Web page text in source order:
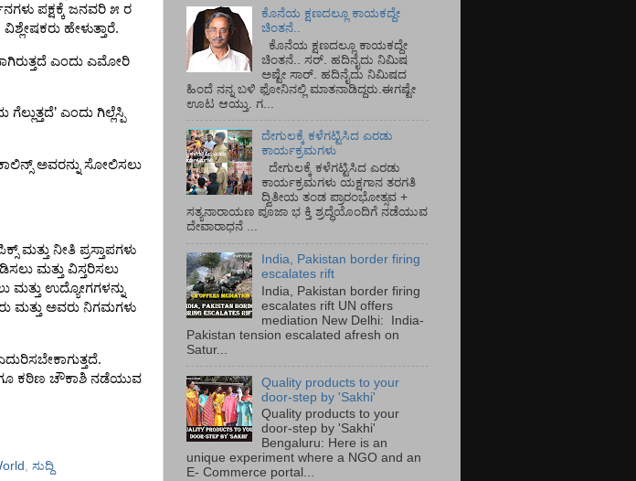
ಪಕ್ಷಕ್ಕೆ ಜನವರಿ ೫ ರ
ವಿಶ್ಲೇಷಕರು ಹೇಳುತ್ತಾರೆ.
ಎಂದು ಎಮೋರಿ
ಗೆಲ್ಲುತ್ತದೆ’ ಎಂದು ಗಿಲ್ಲೆಸ್ಪಿ
ಅವರನ್ನು ಸೋಲಿಸಲು
ಮತ್ತು ನೀತಿ ಪ್ರಸ್ತಾಪಗಳು
ಮತ್ತು ವಿಸ್ತರಿಸಲು
ಮತ್ತು ಉದ್ಯೋಗಗಳನ್ನು
ಮತ್ತು ಅವರು ನಿಗಮಗಳು
.
ಕಠಿಣ ಚೌಕಾಶಿ ನಡೆಯುವ
, ಸುದ್ದಿ
ಕೊನೆಯ ಕ್ಷಣದಲ್ಲೂ ಕಾಯಕದ್ದೇ
ಚಿಂತನೆ..
ಕೊನೆಯ ಕ್ಷಣದಲ್ಲೂ ಕಾಯಕದ್ದೇ
ಚಿಂತನೆ.. ಸರ್.‌ ಹದಿನೈದು ನಿಮಿಷ
ಅಷ್ಟೇ ಸಾರ್.‌ ಹದಿನೈದು ನಿಮಿಷದ
ಹಿಂದೆ ನನ್ನ ಬಳಿ ಫೋನಿನಲ್ಲಿ ಮಾತನಾಡಿದ್ದರು.ಈಗಷ್ಟೇ
ಊಟ ಆಯ್ತು. ಗ...
ದೇಗುಲಕ್ಕೆ ಕಳೆಗಟ್ಟಿಸಿದ ಎರಡು
ಕಾರ್ಯಕ್ರಮಗಳು
ದೇಗುಲಕ್ಕೆ ಕಳೆಗಟ್ಟಿಸಿದ ಎರಡು
ಕಾರ್ಯಕ್ರಮಗಳು ಯಕ್ಷಗಾನ ತರಗತಿ
ದ್ವಿತೀಯ ತಂಡ ಪ್ರಾರಂಭೋತ್ಸವ +
ಸತ್ಯನಾರಾಯಣ ಪೂಜಾ ಭ ಕ್ತಿ ಶ್ರದ್ಧೆಯೊಂದಿಗೆ ನಡೆಯುವ
ದೇವಾರಾಧನೆ ...
India, Pakistan border firing
escalates rift
India, Pakistan border firing
escalates rift UN offers
mediation New Delhi: India-
Pakistan tension escalated afresh on
Satur...
Quality products to your
door-step by 'Sakhi'
Quality products to your
door-step by 'Sakhi'
Bengaluru: Here is an
unique experiment where a NGO and an
E- Commerce portal...